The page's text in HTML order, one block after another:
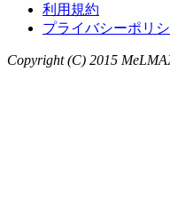
利用規約
プライバシーポリ
Copyright (C) 2015